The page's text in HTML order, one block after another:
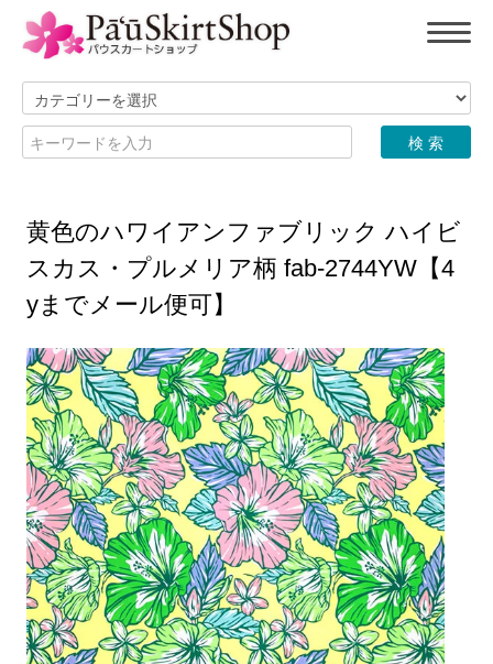
黄色のハワイアンファブリック ハイビ
スカス・プルメリア柄 fab-2744YW【4
yまでメール便可】